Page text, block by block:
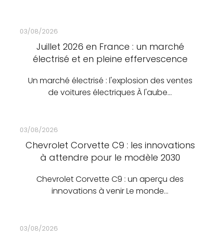
03/08/2026
Juillet 2026 en France : un marché
électrisé et en pleine effervescence
Un marché électrisé : l'explosion des ventes
de voitures électriques À l'aube…
03/08/2026
Chevrolet Corvette C9 : les innovations
à attendre pour le modèle 2030
Chevrolet Corvette C9 : un aperçu des
innovations à venir Le monde…
03/08/2026